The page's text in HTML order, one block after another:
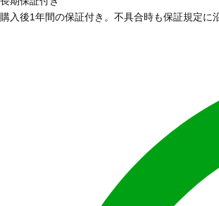
購入後1年間の保証付き。不具合時も保証規定